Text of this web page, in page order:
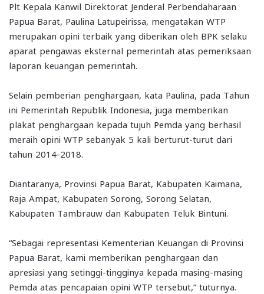
Plt Kepala Kanwil Direktorat Jenderal Perbendaharaan
Papua Barat, Paulina Latupeirissa, mengatakan WTP
merupakan opini terbaik yang diberikan oleh BPK selaku
aparat pengawas eksternal pemerintah atas pemeriksaan
laporan keuangan pemerintah.
Selain pemberian penghargaan, kata Paulina, pada Tahun
ini Pemerintah Republik Indonesia, juga memberikan
plakat penghargaan kepada tujuh Pemda yang berhasil
meraih opini WTP sebanyak 5 kali berturut-turut dari
tahun 2014-2018.
Diantaranya, Provinsi Papua Barat, Kabupaten Kaimana,
Raja Ampat, Kabupaten Sorong, Sorong Selatan,
Kabupaten Tambrauw dan Kabupaten Teluk Bintuni.
“Sebagai representasi Kementerian Keuangan di Provinsi
Papua Barat, kami memberikan penghargaan dan
apresiasi yang setinggi-tingginya kepada masing-masing
Pemda atas pencapaian opini WTP tersebut,” tuturnya.